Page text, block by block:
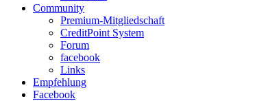
Community
Premium-Mitgliedschaft
CreditPoint System
Forum
facebook
Links
Empfehlung
Facebook